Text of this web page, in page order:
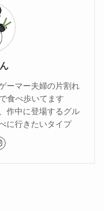
ーマー夫婦の片割れ
食べ歩いてます
作中に登場するグル
に行きたいタイプ